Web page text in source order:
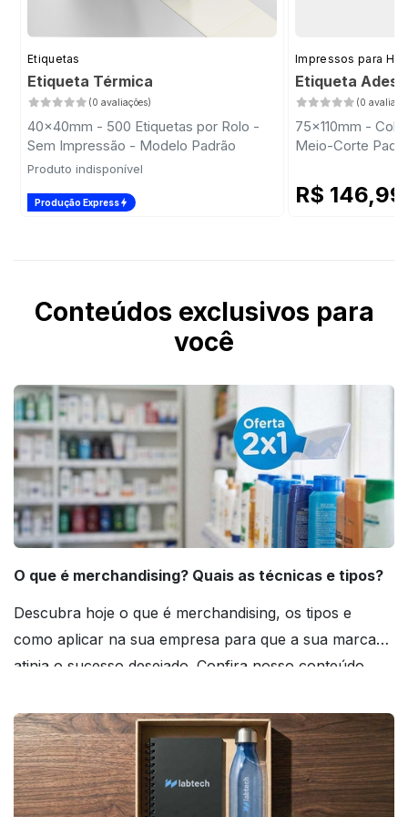
Etiquetas
Etiqueta Térmica
(0 avaliações)
40x40mm - 500 Etiquetas por Rolo -
Sem Impressão - Modelo Padrão
Produto indisponível
Produção Express
Impressos para
Etiqueta
(0
75x110mm -
Meio-Corte
R$
Conteúdos exclusivos para
você
O que é merchandising? Quais as técnicas e tipos?
Descubra hoje o que é merchandising, os tipos e
como aplicar na sua empresa para que a sua marca
atinja o sucesso desejado. Confira nosso conteúdo